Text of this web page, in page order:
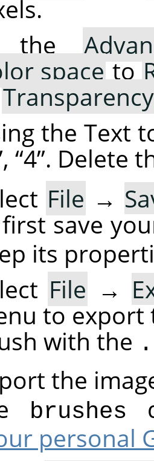
the
spaceto
Transparency
the Text
, “4”. Delete
File →
save
its
File →
to export
with the
the
brushes
personal